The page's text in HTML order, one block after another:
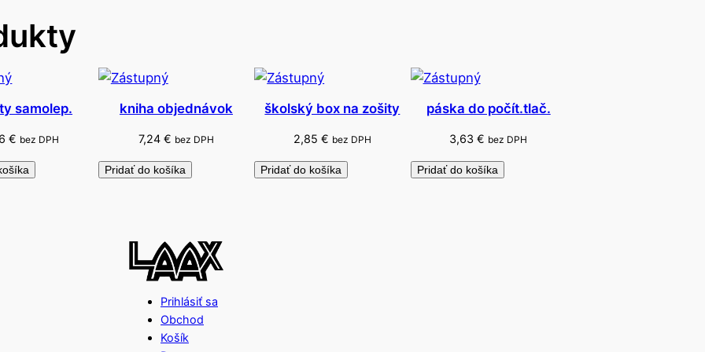
b
l
samolep.
€ bez DPH
kniha objednávok
7,24 € bez DPH
Pridať do košíka
školský box na zošity
2,85 € bez DPH
Pridať do košíka
páska do počít.tlač.
3,63€ bez DPH
Pridať do košíka
Prihlásiť sa
Obchod
Košík